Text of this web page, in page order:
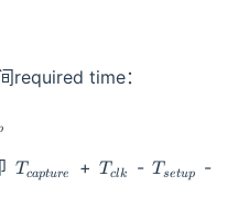
required time：
T_{capture}
Tcapture + T_{clk}
Tclk - T_{setup}
Tsetup -